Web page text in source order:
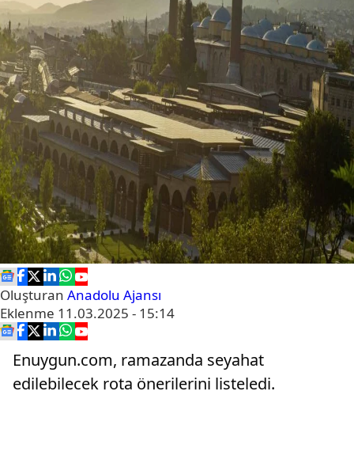
Oluşturan Anadolu Ajansı
Eklenme 11.03.2025 - 15:14
Enuygun.com, ramazanda seyahat
edilebilecek rota önerilerini listeledi.